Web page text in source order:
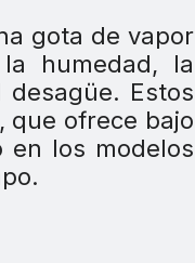
gota de vapor
humedad, la
Estos
que ofrece bajo
en los modelos